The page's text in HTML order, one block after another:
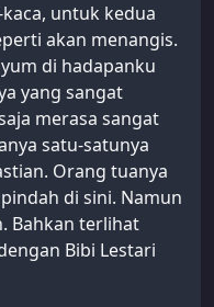
untuk kedua
akan menangis.
di hadapanku
yang sangat
merasa sangat
satu-satunya
Orang tuanya
di sini. Namun
Bahkan terlihat
Bibi Lestari